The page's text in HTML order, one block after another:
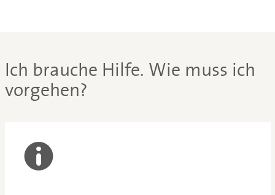
Ich brauche Hilfe. Wie muss ich
vorgehen?